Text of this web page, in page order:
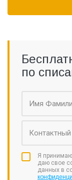
по
Я
даю свое
данных в